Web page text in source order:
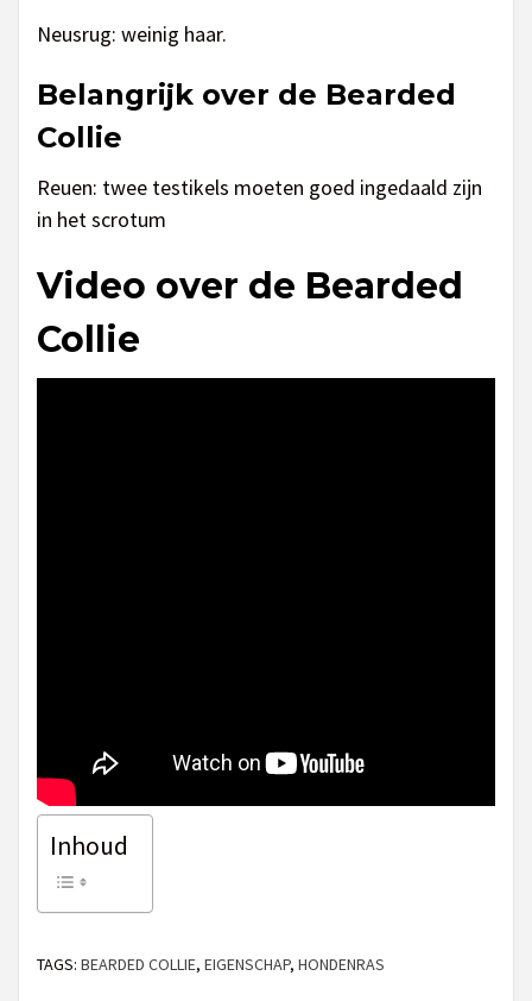
Neusrug: weinig haar.
Belangrijk over de Bearded
Collie
Reuen: twee testikels moeten goed ingedaald zijn
in het scrotum
Video over de Bearded
Collie
Inhoud
TAGS: BEARDED COLLIE, EIGENSCHAP, HONDENRAS